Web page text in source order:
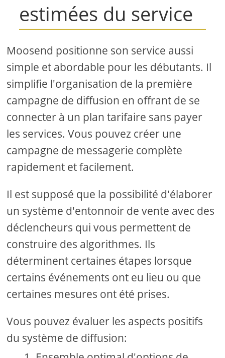
estimées du service
Moosend positionne son service aussi
simple et abordable pour les débutants. Il
simplifie l'organisation de la première
campagne de diffusion en offrant de se
connecter à un plan tarifaire sans payer
les services. Vous pouvez créer une
campagne de messagerie complète
rapidement et facilement.
Il est supposé que la possibilité d'élaborer
un système d'entonnoir de vente avec des
déclencheurs qui vous permettent de
construire des algorithmes. Ils
déterminent certaines étapes lorsque
certains événements ont eu lieu ou que
certaines mesures ont été prises.
Vous pouvez évaluer les aspects positifs
du système de diffusion: